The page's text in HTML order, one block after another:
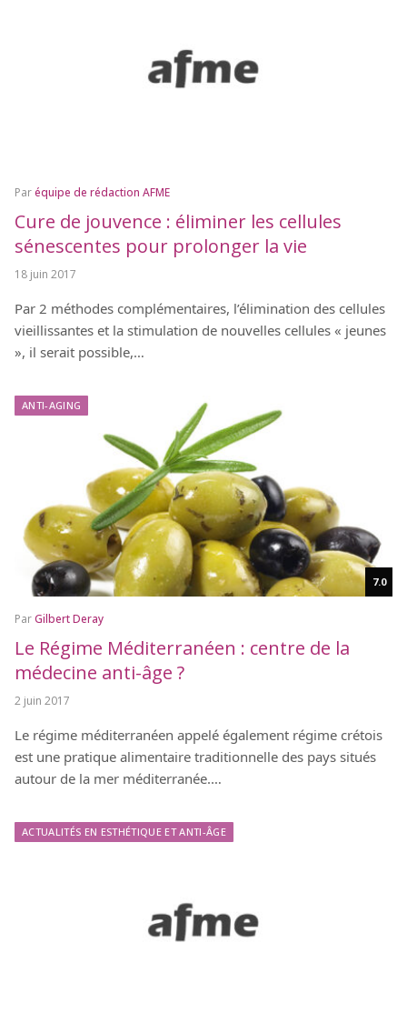
Paréquipe de rédaction AFME
Cure de jouvence : éliminer les cellules
sénescentes pour prolonger la vie
18 juin 2017
Par 2 méthodes complémentaires, l’élimination des cellules
vieillissantes et la stimulation de nouvelles cellules « jeunes
», il serait possible,…
7.0
ANTI-AGING
ParGilbert Deray
Le Régime Méditerranéen : centre de la
médecine anti-âge ?
2 juin 2017
Le régime méditerranéen appelé également régime crétois
est une pratique alimentaire traditionnelle des pays situés
autour de la mer méditerranée.…
ACTUALITÉS EN ESTHÉTIQUE ET ANTI-ÂGE